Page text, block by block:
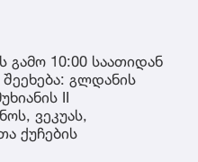
გამო 10:00 საათიდან
გლდანის
II
ვეკუას,
ქუჩების